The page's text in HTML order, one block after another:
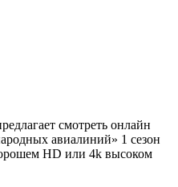
смотреть онлайн
авиалиний» 1 сезон
HD или 4k высоком